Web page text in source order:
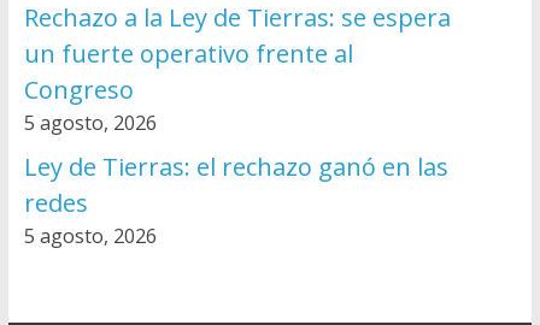
Rechazo a la Ley de Tierras: se espera
un fuerte operativo frente al
Congreso
5 agosto, 2026
Ley de Tierras: el rechazo ganó en las
redes
5 agosto, 2026